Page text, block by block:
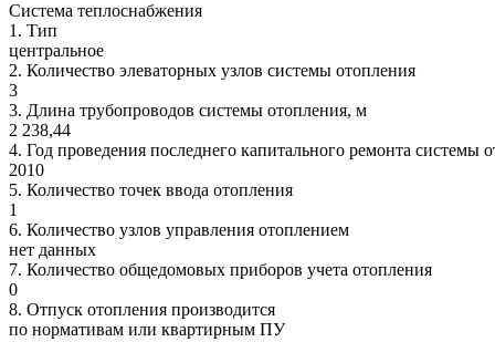
Система теплоснабжения
1. Тип
центральное
2. Количество элеваторных узлов системы отопления
3
3. Длина трубопроводов системы отопления, м
2 238,44
4. Год проведения последнего капитального ремонта системы
2010
5. Количество точек ввода отопления
1
6. Количество узлов управления отоплением
нет данных
7. Количество общедомовых приборов учета отопления
0
8. Отпуск отопления производится
по нормативам или квартирным ПУ